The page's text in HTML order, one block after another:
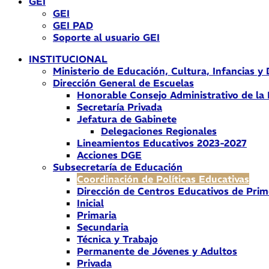
GEI
GEI PAD
Soporte al usuario GEI
INSTITUCIONAL
Ministerio de Educación, Cultura, Infancias y
Dirección General de Escuelas
Honorable Consejo Administrativo de la
Secretaría Privada
Jefatura de Gabinete
Delegaciones Regionales
Lineamientos Educativos 2023-2027
Acciones DGE
Subsecretaría de Educación
Coordinación de Políticas Educativas
Dirección de Centros Educativos de
Inicial
Primaria
Secundaria
Técnica y Trabajo
Permanente de Jóvenes y Adultos
Privada